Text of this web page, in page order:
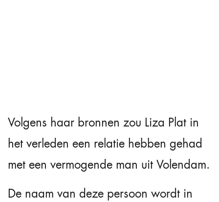
Volgens haar bronnen zou Liza Plat in
het verleden een relatie hebben gehad
met een vermogende man uit Volendam.
De naam van deze persoon wordt in